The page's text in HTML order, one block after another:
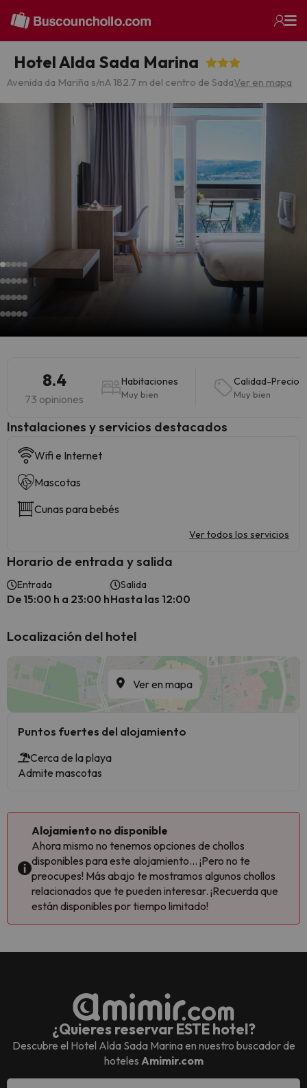
Hotel Alda Sada Marina
Avenida da Mariña s/nA 182.7 m del centro de SadaVer en mapa
8.4
73 opiniones
Habitaciones
Muy bien
Calidad-Precio
Muy bien
Instalaciones y servicios destacados
Wifi e Internet
Mascotas
Cunas para bebés
Ver todos los servicios
Horario de entrada y salida
Entrada
De 15:00 h a 23:00 h
Salida
Hasta las 12:00
Localización del hotel
Ver en mapa
Puntos fuertes del alojamiento
Cerca de la playa
Admite mascotas
Alojamiento no disponible
Ahora mismo no tenemos opciones de chollos
disponibles para este alojamiento... ¡Pero no te
preocupes! Más abajo te mostramos algunos chollos
relacionados que te pueden interesar. ¡Recuerda que
están disponibles por tiempo limitado!
¿Quieres reservar ESTE hotel?
Descubre el Hotel Alda Sada Marinaen nuestro buscador de
hoteles Amimir.com